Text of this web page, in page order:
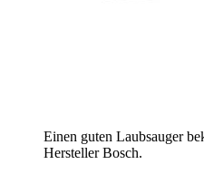
Einen guten Laubsauger
Hersteller Bosch.